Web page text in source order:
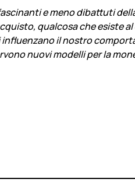
e meno dibattuti
qualcosa che esiste
il nostro
nuovi modelli per la